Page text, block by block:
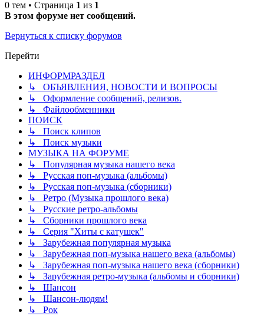
0 тем • Страница 1 из 1
В этом форуме нет сообщений.
Вернуться к списку форумов
Перейти
ИНФОРМРАЗДЕЛ
↳ ОБЪЯВЛЕНИЯ, НОВОСТИ И ВОПРОСЫ
↳ Оформление сообщений, релизов.
↳ Файлообменники
ПОИСК
↳ Поиск клипов
↳ Поиск музыки
МУЗЫКА НА ФОРУМЕ
↳ Популярная музыка нашего века
↳ Русская поп-музыка (альбомы)
↳ Русская поп-музыка (сборники)
↳ Ретро (Музыка прошлого века)
↳ Русские ретро-альбомы
↳ Сборники прошлого века
↳ Серия "Хиты с катушек"
↳ Зарубежная популярная музыка
↳ Зарубежная поп-музыка нашего века (альбомы)
↳ Зарубежная поп-музыка нашего века (сборники)
↳ Зарубежная ретро-музыка (альбомы и сборники)
↳ Шансон
↳ Шансон-людям!
↳ Рок